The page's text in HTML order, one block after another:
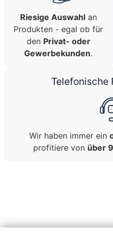
Riesige Auswahlan
Produkten - egal ob für
den Privat- oder
Gewerbekunden.
Telefonische
Wir haben immer ein
profitiere von über